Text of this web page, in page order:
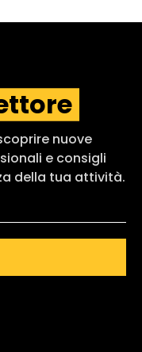
nuove
e consigli
della tua attività.